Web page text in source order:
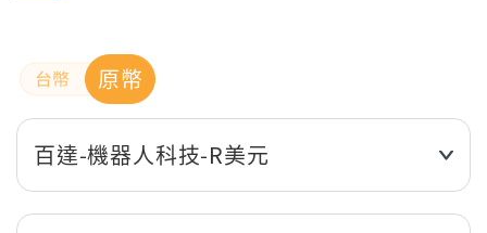
原幣
百達-機器人科技-R美元
近3個月
14.72%